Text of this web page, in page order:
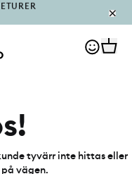
tyvärr inte hittas eller
vägen.